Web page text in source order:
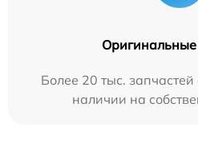
Оригинальные
Более 20 тыс.
наличии на